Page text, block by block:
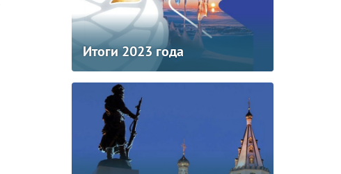
Итоги 2023 года